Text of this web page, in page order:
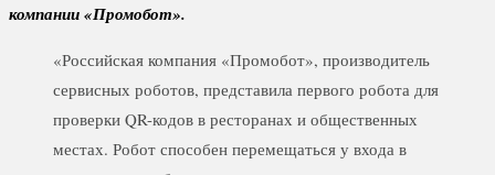
компании «Промобот».
«Российская компания «Промобот», производитель
сервисных роботов, представила первого робота для
проверки QR-кодов в ресторанах и общественных
местах. Робот способен перемещаться у входа в